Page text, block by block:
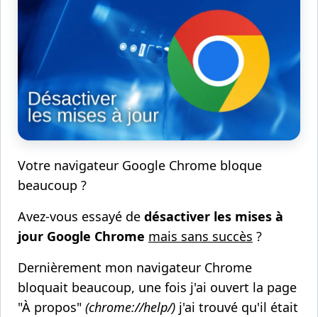
Votre navigateur Google Chrome bloque
beaucoup ?
Avez-vous essayé de désactiver les mises à
jour Google Chrome mais sans succès ?
Dernièrement mon navigateur Chrome
bloquait beaucoup, une fois j'ai ouvert la page
"À propos" (chrome://help/) j'ai trouvé qu'il était